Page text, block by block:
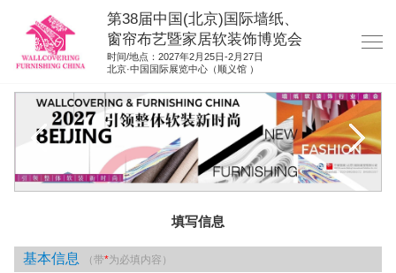
第38届中国(北京)国际墙纸、
窗帘布艺暨家居软装饰博览会
时间/地点：2027年2月25日-2月27日
北京·中国国际展览中心（顺义馆 ）
网站首页
展商服务
展位申请
填写信息
基本信息 （带*为必填内容）